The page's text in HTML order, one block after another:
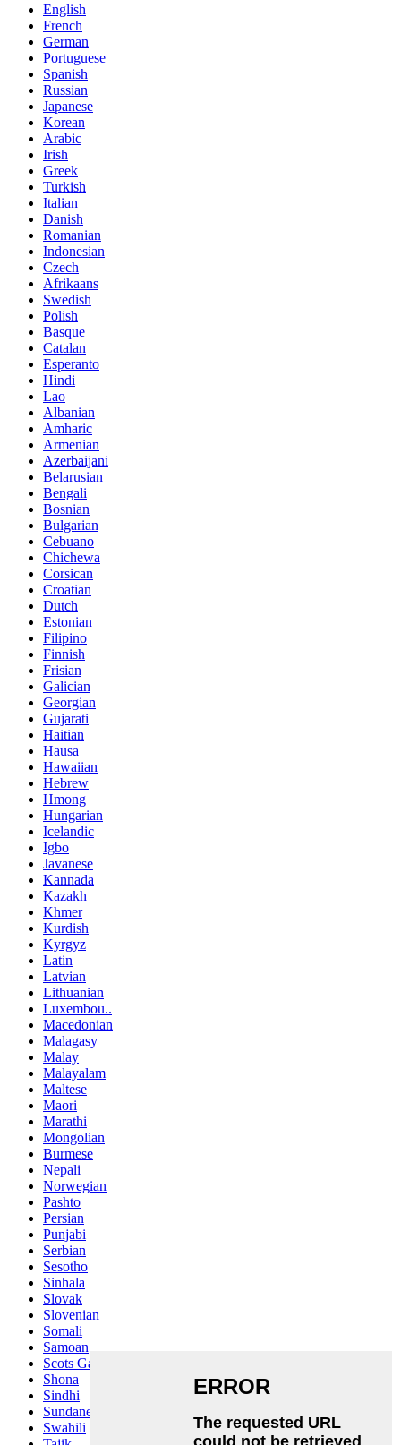
English
French
German
Portuguese
Spanish
Russian
Japanese
Korean
Arabic
Irish
Greek
Turkish
Italian
Danish
Romanian
Indonesian
Czech
Afrikaans
Swedish
Polish
Basque
Catalan
Esperanto
Hindi
Lao
Albanian
Amharic
Armenian
Azerbaijani
Belarusian
Bengali
Bosnian
Bulgarian
Cebuano
Chichewa
Corsican
Croatian
Dutch
Estonian
Filipino
Finnish
Frisian
Galician
Georgian
Gujarati
Haitian
Hausa
Hawaiian
Hebrew
Hmong
Hungarian
Icelandic
Igbo
Javanese
Kannada
Kazakh
Khmer
Kurdish
Kyrgyz
Latin
Latvian
Lithuanian
Luxembou..
Macedonian
Malagasy
Malay
Malayalam
Maltese
Maori
Marathi
Mongolian
Burmese
Nepali
Norwegian
Pashto
Persian
Punjabi
Serbian
Sesotho
Sinhala
Slovak
Slovenian
Somali
Samoan
Scots Gaelic
Shona
Sindhi
Sundanese
Swahili